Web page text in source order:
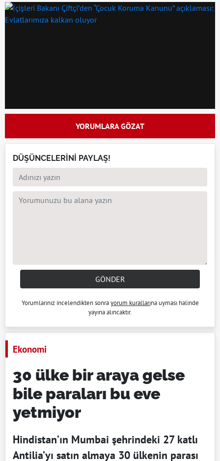
YORUMLARA GÖZAT
DÜŞÜNCELERİNİ PAYLAŞ!
GÖNDER
Yorumlarınız incelendikten sonrayorum kurallarına uyması halinde
yayına alıncaktır.
Ekonomi
30 ülke bir araya gelse
bile paraları bu eve
yetmiyor
Hindistan’ın Mumbai şehrindeki 27 katlı
Antilia’yı satın almaya 30 ülkenin parası